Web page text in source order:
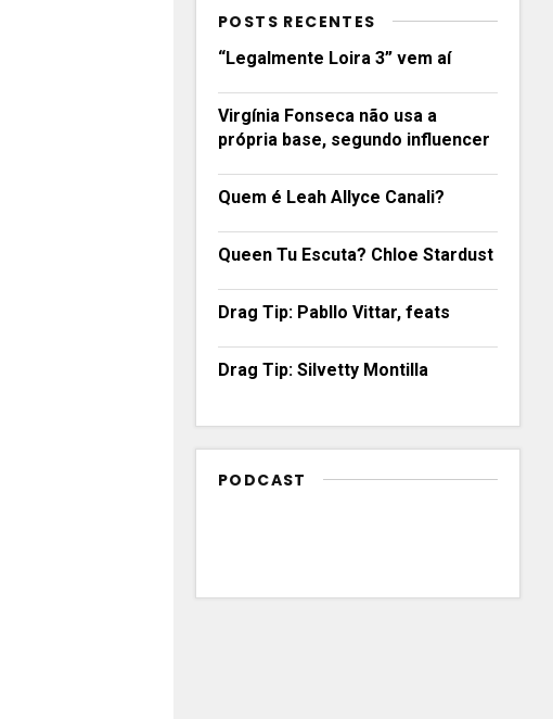
POSTS RECENTES
“Legalmente Loira 3” vem aí
Virgínia Fonseca não usa a
própria base, segundo influencer
Quem é Leah Allyce Canali?
Queen Tu Escuta? Chloe Stardust
Drag Tip: Pabllo Vittar, feats
Drag Tip: Silvetty Montilla
PODCAST